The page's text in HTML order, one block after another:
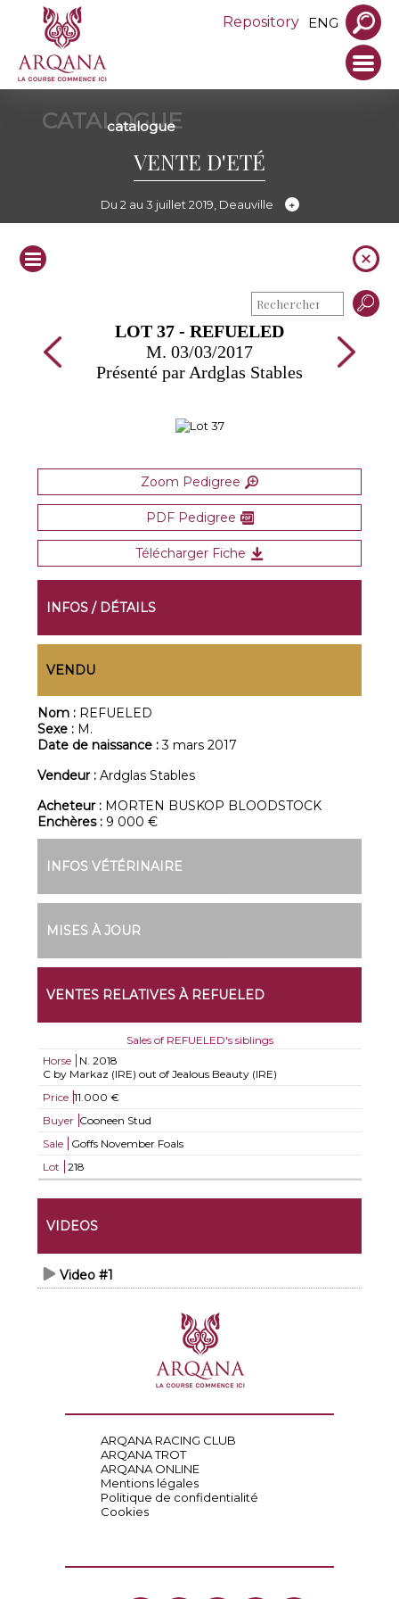
Repository ENG
CATALOGUE
catalogue
VENTE D'ETÉ
Du 2 au 3 juillet 2019, Deauville
LOT 37 - REFUELED
M. 03/03/2017
Présenté par Ardglas Stables
Zoom Pedigree
PDF Pedigree
Télécharger Fiche
INFOS / DÉTAILS
VENDU
Nom : REFUELED
Sexe : M.
Date de naissance :3 mars 2017
Vendeur :Ardglas Stables
Acheteur : MORTEN BUSKOP BLOODSTOCK
Enchères : 9 000 €
INFOS VÉTÉRINAIRE
MISES À JOUR
VENTES RELATIVES À REFUELED
Sales of REFUELED's siblings
Horse
N. 2018
C by Markaz (IRE) out of Jealous Beauty (IRE)
Price 11.000 €
Buyer Cooneen Stud
Sale
Goffs November Foals
Lot
218
VIDEOS
Video #1
ARQANA RACING CLUB
ARQANA TROT
ARQANA ONLINE
Mentions légales
Politique de confidentialité
Cookies